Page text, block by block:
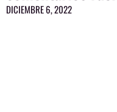
DICIEMBRE 6, 2022